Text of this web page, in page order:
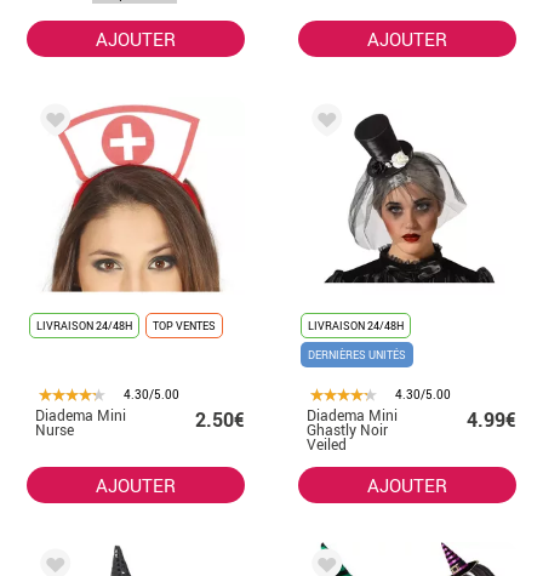
AJOUTER AJOUTER
LIVRAISON 24/48H TOP VENTES
4.30/5.00
Diadema Mini
Nurse 2.50€
AJOUTER
LIVRAISON 24/48H
DERNIÈRES UNITÉS
4.30/5.00
Diadema Mini
Ghastly Noir
Veiled
4.99€
AJOUTER